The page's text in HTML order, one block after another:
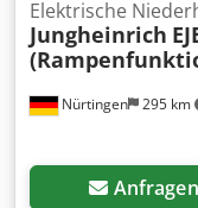
Nürtingen 295 km
Elektrische
Jungheinrich
Anfragen